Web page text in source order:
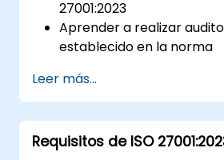
27001:2023
Aprender a realizar
establecido en la norma
Leer más...
Requisitos de ISO